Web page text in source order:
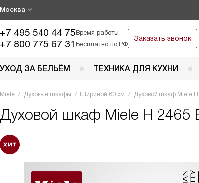
Москва
+7 495 540 44 75Время работы
+7 800 775 67 31 Бесплатно по РФ
Заказать звонок
УХОД ЗА БЕЛЬЁМ ТЕХНИКА ДЛЯ КУХНИ
Miele Духовые шкафы Шириной 60 см Духовой шкаф Miele H
Духовой шкаф Miele H 2465